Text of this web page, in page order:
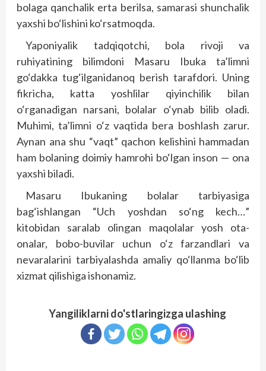
bolaga qanchalik erta berilsa, samarasi shunchalik
yaxshi bo‘lishini ko‘rsatmoqda.
Yaponiyalik tadqiqotchi, bola rivoji va
ruhiyatining bilimdoni Masaru Ibuka ta’limni
go‘dakka tug‘ilganidanoq berish tarafdori. Uning
fikricha, katta yoshlilar qiyinchilik bilan
o‘rganadigan narsani, bolalar o‘ynab bilib oladi.
Muhimi, ta’limni o‘z vaqtida bera boshlash zarur.
Aynan ana shu “vaqt” qachon kelishini hammadan
ham bolaning doimiy hamrohi bo‘lgan inson — ona
yaxshi biladi.
Masaru Ibukaning bolalar tarbiyasiga
bag‘ishlangan “Uch yoshdan so‘ng kech…”
kitobidan saralab olingan maqolalar yosh ota-
onalar, bobo-buvilar uchun o‘z farzandlari va
nevaralarini tarbiyalashda amaliy qo‘llanma bo‘lib
xizmat qilishiga ishonamiz.
Yangiliklarni do'stlaringizga ulashing